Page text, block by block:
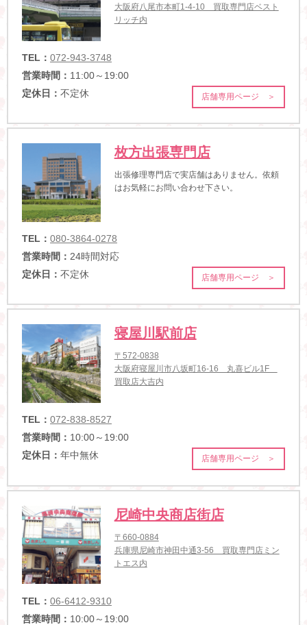
大阪府八尾市本町1-4-10 買取専門店ベスト
リッチ内
TEL： 072-943-3748
営業時間： 11:00～19:00
定休日： 不定休 店舗専用ページ ＞
枚方出張専門店
出張修理専門店で実店舗はありません。依頼
はお気軽にお問い合わせ下さい。
TEL： 080-3864-0278
営業時間： 24時間対応
定休日： 不定休 店舗専用ページ ＞
寝屋川駅前店
〒572-0838
大阪府寝屋川市八坂町16-16 丸喜ビル1F
買取店大吉内
TEL： 072-838-8527
営業時間： 10:00～19:00
定休日： 年中無休 店舗専用ページ ＞
尼崎中央商店街店
〒660-0884
兵庫県尼崎市神田中通3-56 買取専門店ミン
トエス内
TEL： 06-6412-9310
営業時間： 10:00～19:00